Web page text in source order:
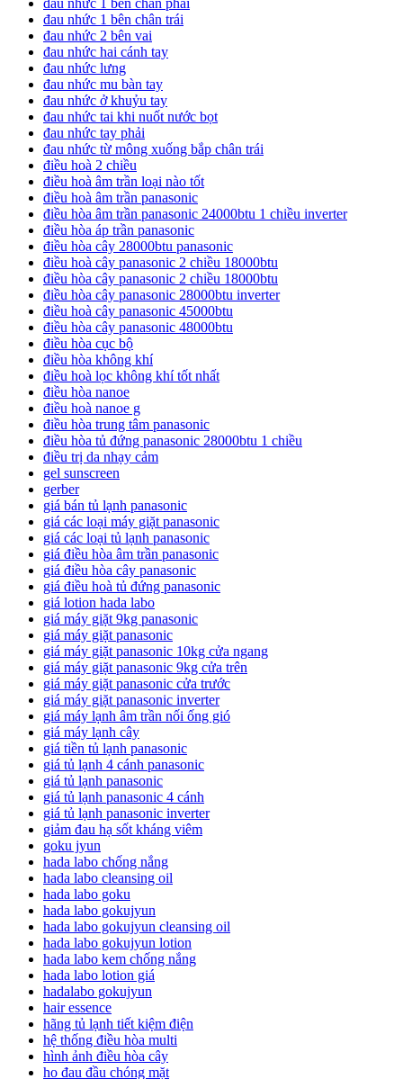
đau nhức 1 bên chân trái
đau nhức 2 bên vai
đau nhức hai cánh tay
đau nhức lưng
đau nhức mu bàn tay
đau nhức ở khuỷu tay
đau nhức tai khi nuốt nước bọt
đau nhức tay phải
đau nhức từ mông xuống bắp chân trái
điều hoà 2 chiều
điều hoà âm trần loại nào tốt
điều hoà âm trần panasonic
điều hòa âm trần panasonic 24000btu 1 chiều inverter
điều hòa áp trần panasonic
điều hòa cây 28000btu panasonic
điều hoà cây panasonic 2 chiều 18000btu
điều hòa cây panasonic 2 chiều 18000btu
điều hòa cây panasonic 28000btu inverter
điều hoà cây panasonic 45000btu
điều hòa cây panasonic 48000btu
điều hòa cục bộ
điều hòa không khí
điều hoà lọc không khí tốt nhất
điều hòa nanoe
điều hoà nanoe g
điều hòa trung tâm panasonic
điều hòa tủ đứng panasonic 28000btu 1 chiều
điều trị da nhạy cảm
gel sunscreen
gerber
giá bán tủ lạnh panasonic
giá các loại máy giặt panasonic
giá các loại tủ lạnh panasonic
giá điều hòa âm trần panasonic
giá điều hòa cây panasonic
giá điều hoà tủ đứng panasonic
giá lotion hada labo
giá máy giặt 9kg panasonic
giá máy giặt panasonic
giá máy giặt panasonic 10kg cửa ngang
giá máy giặt panasonic 9kg cửa trên
giá máy giặt panasonic cửa trước
giá máy giặt panasonic inverter
giá máy lạnh âm trần nối ống gió
giá máy lạnh cây
giá tiền tủ lạnh panasonic
giá tủ lạnh 4 cánh panasonic
giá tủ lạnh panasonic
giá tủ lạnh panasonic 4 cánh
giá tủ lạnh panasonic inverter
giảm đau hạ sốt kháng viêm
goku jyun
hada labo chống nắng
hada labo cleansing oil
hada labo goku
hada labo gokujyun
hada labo gokujyun cleansing oil
hada labo gokujyun lotion
hada labo kem chống nắng
hada labo lotion giá
hadalabo gokujyun
hair essence
hãng tủ lạnh tiết kiệm điện
hệ thống điều hòa multi
hình ảnh điều hòa cây
ho đau đầu chóng mặt